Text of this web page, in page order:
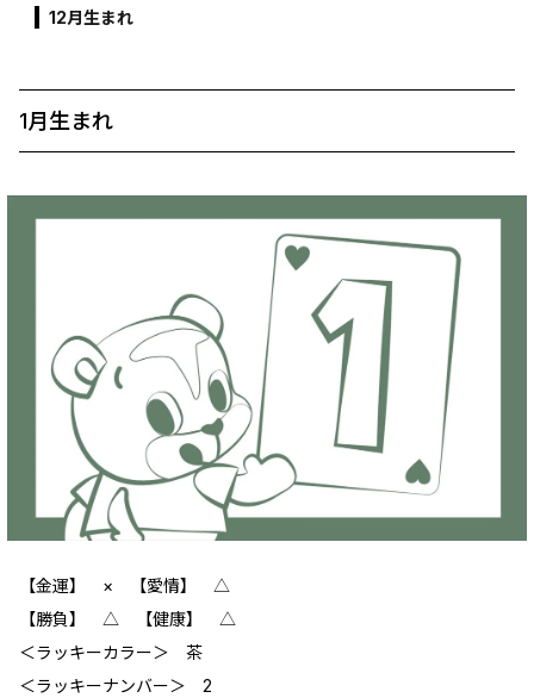
12月生まれ
1月生まれ
【金運】 × 【愛情】 △
【勝負】 △ 【健康】 △
＜ラッキーカラー＞ 茶
＜ラッキーナンバー＞ 2